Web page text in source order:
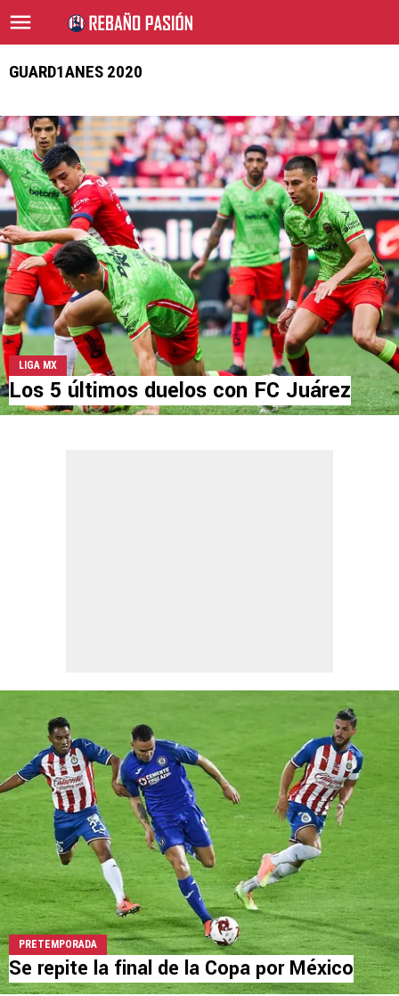
GUARD1ANES 2020
LIGA MX
Los 5 últimos duelos con FC Juárez
PRETEMPORADA
Se repite la final de la Copa por México